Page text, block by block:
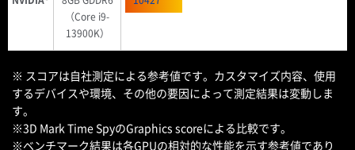
（Core i9-
13900K）
※ スコアは自社測定による参考値です。カスタマイズ内容、使用
するデバイスや環境、その他の要因によって測定結果は変動しま
す。
※3D Mark Time SpyのGraphics scoreによる比較です。
※ベンチマーク結果は各GPUの相対的な性能を示す参考値であり